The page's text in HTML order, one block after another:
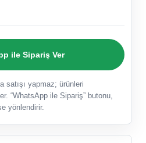
ile Sipariş Ver
satışı yapmaz; ürünleri
“WhatsApp ile Sipariş” butonu,
yönlendirir.